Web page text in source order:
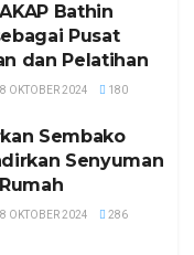
Bathin
Pusat
dan Pelatihan
OKTOBER 2024 180
Sembako
Senyuman
OKTOBER 2024 286